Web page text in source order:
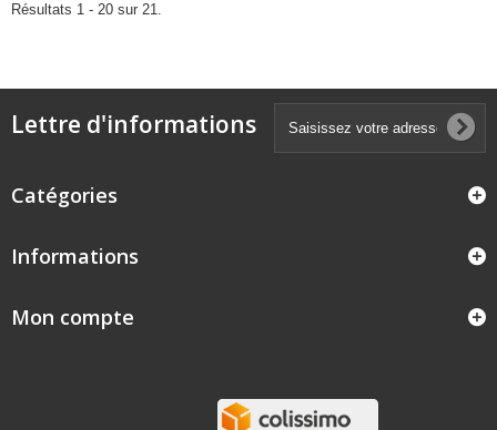
Résultats 1 - 20 sur 21.
Lettre d'informations
Catégories
Informations
Mon compte